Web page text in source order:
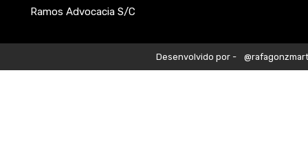
Ramos Advocacia S/C
Desenvolvido por -